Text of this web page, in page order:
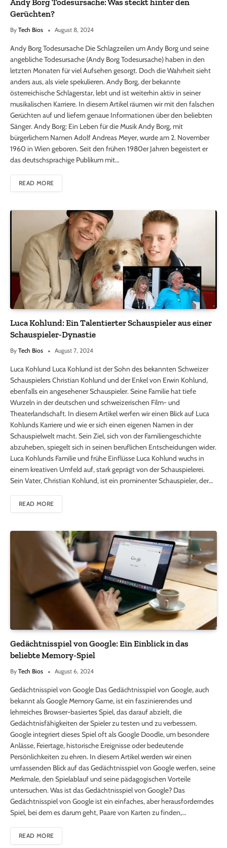
Gerüchten?
By Tech Bios August 8, 2024
Andy Borg Todesursache Die Schlagzeilen um Andy Borg und seine
angebliche Todesursache (Andy Borg Todesursache) haben in den
letzten Monaten für viel Aufsehen gesorgt. Doch die Wahrheit sieht
anders aus, als viele spekulieren. Andy Borg, der bekannte
österreichische Schlagerstar, lebt und ist weiterhin aktiv in seiner
musikalischen Karriere. In diesem Artikel räumen wir mit den falschen
Gerüchten auf und liefern genaue Informationen über den beliebten
Sänger. Andy Borg: Ein Leben für die Musik Andy Borg, mit
bürgerlichem Namen Adolf Andreas Meyer, wurde am 2. November
1960 in Wien geboren. Seit den frühen 1980er Jahren begeistert er
das deutschsprachige Publikum mit…
READ MORE
Luca Kohlund: Ein Talentierter Schauspieler aus einer
Schauspieler-Dynastie
By Tech Bios August 7, 2024
Luca Kohlund Luca Kohlund ist der Sohn des bekannten Schweizer
Schauspielers Christian Kohlund und der Enkel von Erwin Kohlund,
ebenfalls ein angesehener Schauspieler. Seine Familie hat tiefe
Wurzeln in der deutschen und schweizerischen Film- und
Theaterlandschaft. In diesem Artikel werfen wir einen Blick auf Luca
Kohlunds Karriere und wie er sich einen eigenen Namen in der
Schauspielwelt macht. Sein Ziel, sich von der Familiengeschichte
abzuheben, spiegelt sich in seinen beruflichen Entscheidungen wider.
Luca Kohlunds Familie und frühe Einflüsse Luca Kohlund wuchs in
einem kreativen Umfeld auf, stark geprägt von der Schauspielerei.
Sein Vater, Christian Kohlund, ist ein prominenter Schauspieler, der…
READ MORE
Gedächtnisspiel von Google: Ein Einblick in das
beliebte Memory-Spiel
By Tech Bios August 6, 2024
Gedächtnisspiel von Google Das Gedächtnisspiel von Google, auch
bekannt als Google Memory Game, ist ein faszinierendes und
lehrreiches Browser-basiertes Spiel, das darauf abzielt, die
Gedächtnisfähigkeiten der Spieler zu testen und zu verbessern.
Google integriert dieses Spiel oft als Google Doodle, um besondere
Anlässe, Feiertage, historische Ereignisse oder bedeutende
Persönlichkeiten zu ehren. In diesem Artikel werden wir einen
umfassenden Blick auf das Gedächtnisspiel von Google werfen, seine
Merkmale, den Spielablauf und seine pädagogischen Vorteile
untersuchen. Was ist das Gedächtnisspiel von Google? Das
Gedächtnisspiel von Google ist ein einfaches, aber herausforderndes
Spiel, bei dem es darum geht, Paare von Karten zu finden,…
READ MORE